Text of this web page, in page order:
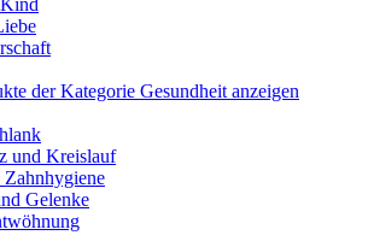
der Kategorie Gesundheit anzeigen
und Kreislauf
Gelenke